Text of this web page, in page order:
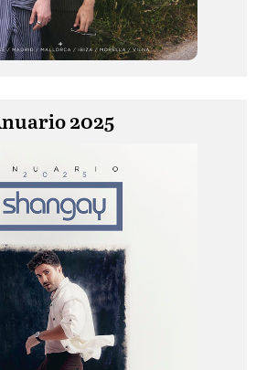
2025